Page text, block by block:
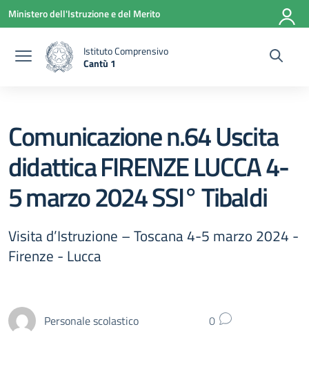
Vai ai contenuti
Vai al menu di navigazione
Vai al footer
Ministero dell'Istruzione e del Merito
Istituto Comprensivo
Cantù 1
Comunicazione n.64 Uscita
didattica FIRENZE LUCCA 4-
5 marzo 2024 SSI° Tibaldi
Visita d’Istruzione – Toscana 4-5 marzo 2024 -
Firenze - Lucca
Personale scolastico 0